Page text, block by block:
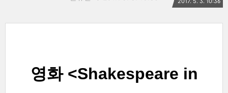
영화 <Shakespeare in